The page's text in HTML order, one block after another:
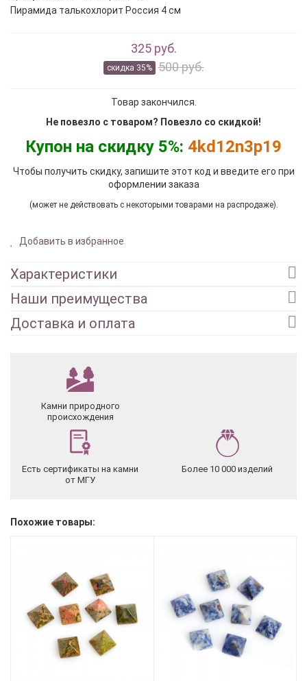
Пирамида талькохлорит Россия 4 см
325 руб.
скидка 35% 500 руб.
Товар закончился.
Не повезло с товаром? Повезло со скидкой!
Купон на скидку 5%: 4kd12n3p19
Чтобы получить скидку, запишите этот код и введите его при
оформлении заказа
(может не действовать с некоторыми товарами на распродаже).
Добавить в избранное
Характеристики
Наши преимущества
Доставка и оплата
Камни природного
происхождения
Есть сертификаты на камни
от МГУ
Более 10 000 изделий
Похожие товары: